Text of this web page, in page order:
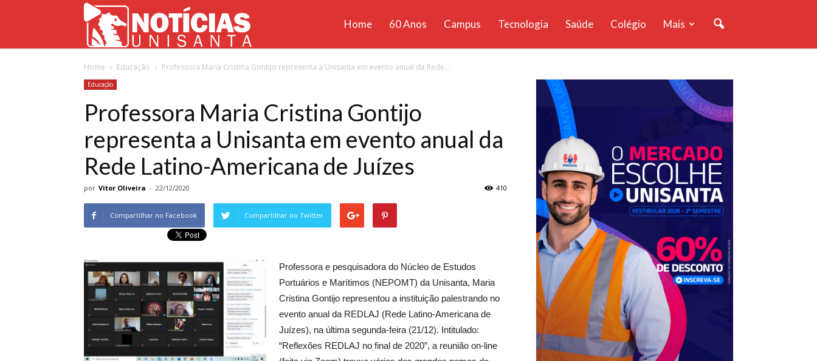
Unisanta
Home 60 Anos Campus Tecnologia Saúde Colégio Mais
Home Educação Professora Maria Cristina Gontijo representa a Unisanta em evento anual da Rede...
Educação
Professora Maria Cristina Gontijo
representa a Unisanta em evento anual da
Rede Latino-Americana de Juízes
por Vitor Oliveira - 22/12/2020 410
Compartilhar no Facebook Compartilhar no Twitter
Professora e pesquisadora do Núcleo de Estudos
Portuários e Marítimos (NEPOMT) da Unisanta, Maria
Cristina Gontijo representou a instituição palestrando no
evento anual da REDLAJ (Rede Latino-Americana de
Juízes), na última segunda-feira (21/12). Intitulado:
“Reflexões REDLAJ no final de 2020”, a reunião on-line